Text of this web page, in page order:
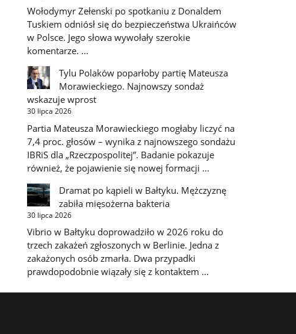
Wołodymyr Zełenski po spotkaniu z Donaldem
Tuskiem odniósł się do bezpieczeństwa Ukraińców
w Polsce. Jego słowa wywołały szerokie
komentarze. ...
Tylu Polaków poparłoby partię Mateusza
Morawieckiego. Najnowszy sondaż
wskazuje wprost
30 lipca 2026
Partia Mateusza Morawieckiego mogłaby liczyć na
7,4 proc. głosów – wynika z najnowszego sondażu
IBRiS dla „Rzeczpospolitej”. Badanie pokazuje
również, że pojawienie się nowej formacji ...
Dramat po kąpieli w Bałtyku. Mężczyznę
zabiła mięsożerna bakteria
30 lipca 2026
Vibrio w Bałtyku doprowadziło w 2026 roku do
trzech zakażeń zgłoszonych w Berlinie. Jedna z
zakażonych osób zmarła. Dwa przypadki
prawdopodobnie wiązały się z kontaktem ...